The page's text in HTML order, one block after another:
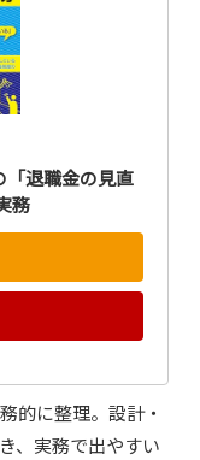
退職金の見直
務
的に整理。設計・
、実務で出やすい